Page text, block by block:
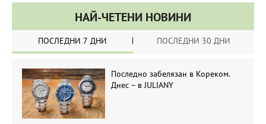
НАЙ-ЧЕТЕНИ НОВИНИ
ПОСЛЕДНИ 7 ДНИ ПОСЛЕДНИ 30 ДНИ
Последно забелязан в Кореком.
Днес – в JULIANY